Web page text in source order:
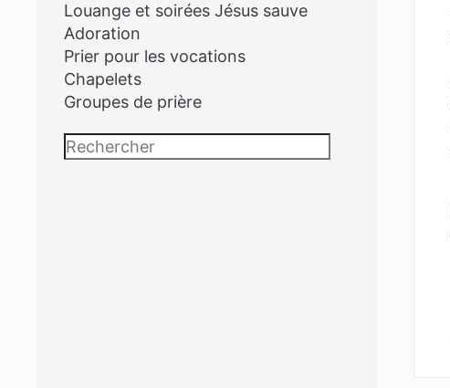
Louange et soirées Jésus sauve
Adoration
Prier pour les vocations
Chapelets
Groupes de prière